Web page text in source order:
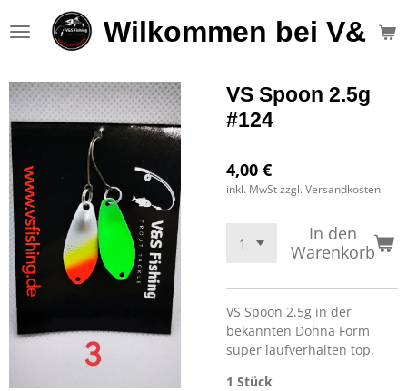
Hauptinhalt
Wilkommen bei V&S
VS Spoon 2.5g
#124
4,00 €
inkl. MwSt zzgl. Versandkosten
In den
Warenkorb
VS Spoon 2.5g in der
bekannten Dohna Form
super laufverhalten top.
1 Stück